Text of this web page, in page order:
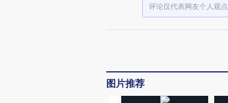
评论仅代表网友个人观
图片推荐